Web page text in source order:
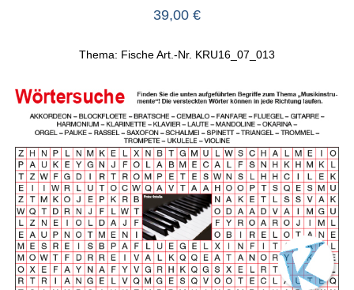
39,00 €
Thema: Fische Art.-Nr. KRU16_07_013